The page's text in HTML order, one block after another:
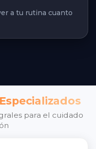
a tu rutina cuanto
para el cuidado